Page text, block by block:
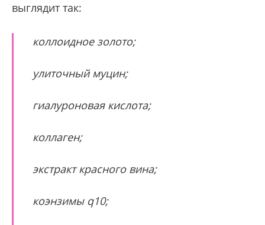
выглядит так:
коллоидное золото;
улиточный муцин;
гиалуроновая кислота;
коллаген;
экстракт красного вина;
коэнзимы q10;